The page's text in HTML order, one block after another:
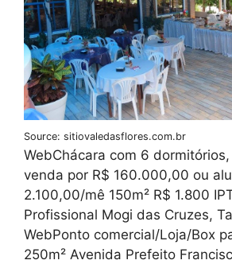
Source: sitiovaledasflores.com.br
WebChácara com 6
venda por R$ 160.000,00 ou
2.100,00/mê 150m² R$ 1.800
Profissional Mogi das Cruzes,
WebPonto comercial/Loja/Box
250m² Avenida Prefeito